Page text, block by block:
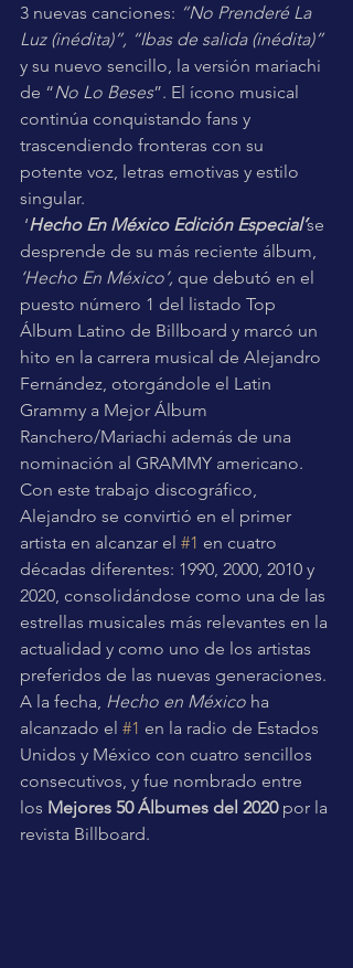
3 nuevas canciones: “No Prenderé La
Luz (inédita)”, “Ibas de salida (inédita)”
y su nuevo sencillo, la versión mariachi
de “No Lo Beses”. El ícono musical
continúa conquistando fans y
trascendiendo fronteras con su
potente voz, letras emotivas y estilo
singular.
‘Hecho En México Edición Especial’se
desprende de su más reciente álbum,
‘Hecho En México’, que debutó en el
puesto número 1 del listado Top
Álbum Latino de Billboard y marcó un
hito en la carrera musical de Alejandro
Fernández, otorgándole el Latin
Grammy a Mejor Álbum
Ranchero/Mariachi además de una
nominación al GRAMMY americano.
Con este trabajo discográfico,
Alejandro se convirtió en el primer
artista en alcanzar el #1 en cuatro
décadas diferentes: 1990, 2000, 2010 y
2020, consolidándose como una de las
estrellas musicales más relevantes en la
actualidad y como uno de los artistas
preferidos de las nuevas generaciones.
A la fecha, Hecho en México ha
alcanzado el #1 en la radio de Estados
Unidos y México con cuatro sencillos
consecutivos, y fue nombrado entre
los Mejores 50 Álbumes del 2020 por la
revista Billboard.